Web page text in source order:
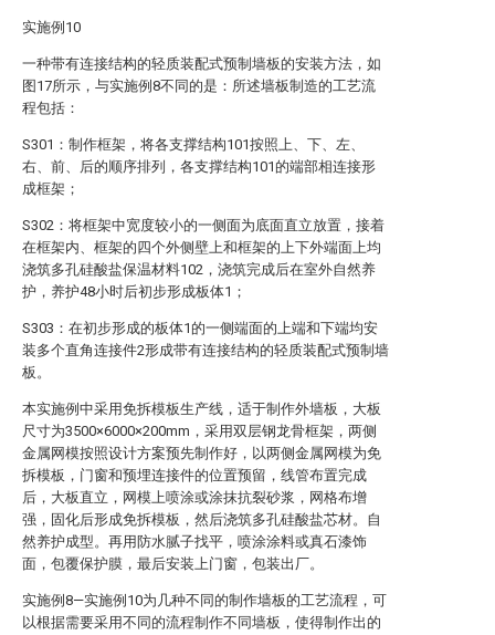
实施例10
一种带有连接结构的轻质装配式预制墙板的安装方法，如
图17所示，与实施例8不同的是：所述墙板制造的工艺流
程包括：
S301：制作框架，将各支撑结构101按照上、下、左、
右、前、后的顺序排列，各支撑结构101的端部相连接形
成框架；
S302：将框架中宽度较小的一侧面为底面直立放置，接着
在框架内、框架的四个外侧壁上和框架的上下外端面上均
浇筑多孔硅酸盐保温材料102，浇筑完成后在室外自然养
护，养护48小时后初步形成板体1；
S303：在初步形成的板体1的一侧端面的上端和下端均安
装多个直角连接件2形成带有连接结构的轻质装配式预制墙
板。
本实施例中采用免拆模板生产线，适于制作外墙板，大板
尺寸为3500×6000×200mm，采用双层钢龙骨框架，两侧
金属网模按照设计方案预先制作好，以两侧金属网模为免
拆模板，门窗和预埋连接件的位置预留，线管布置完成
后，大板直立，网模上喷涂或涂抹抗裂砂浆，网格布增
强，固化后形成免拆模板，然后浇筑多孔硅酸盐芯材。自
然养护成型。再用防水腻子找平，喷涂涂料或真石漆饰
面，包覆保护膜，最后安装上门窗，包装出厂。
实施例8—实施例10为几种不同的制作墙板的工艺流程，可
以根据需要采用不同的流程制作不同墙板，使得制作出的